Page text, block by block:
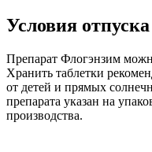
Условия
Препарат Флогэнзим
Хранить таблетки
от детей и прямых
препарата указан на
производства.